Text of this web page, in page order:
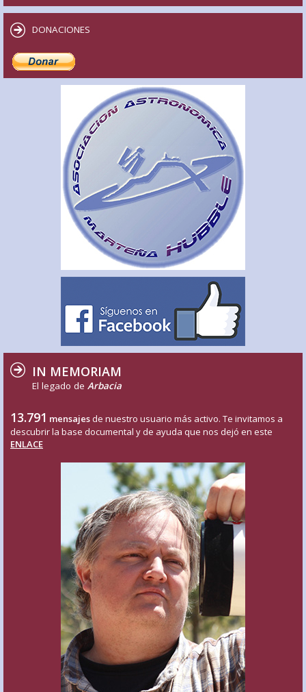
DONACIONES
IN MEMORIAM
El legado de Arbacia
13.791 mensajes de nuestro usuario más activo. Te invitamos a
descubrir la base documental y de ayuda que nos dejó en este
ENLACE